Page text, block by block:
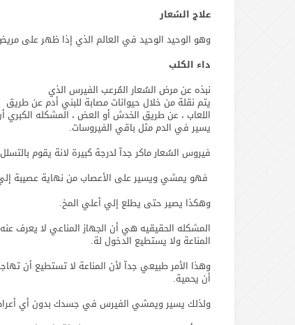
علاج السُعار
وهو الوحيد الوحيد في العالم الذي إذا ظهر على
داء الكلب
نبذه عن مرض السُعار المُرعب الفيرس الذي
يتم نقلة من خلال حيوانات مصابة للبني أدم عن طريق
اللعاب ، عن طريق الخدش أو العض ، المشكله الكبري
يسير في الدم مثل باقي الفيروسات.
فيروس السُعار ماكر جدآ لدرجة كبيرة لانة يقوم
فهو يمشي ويسير على الأعصاب من نهاية عصيبة
وهكذا يصير حتى يطلع إلي أعلي المخ.
المشكله الحقيقيه هي أن الجهاز المناعي لا
المناعة ولا يستطيع الدخول لة.
وهذا الأمر طبيعي جدآ لأن المناعة لا تستطيع أن
أن يحمية.
ولذلك يسير ويمشي الفيرس في جسدك بدون أي